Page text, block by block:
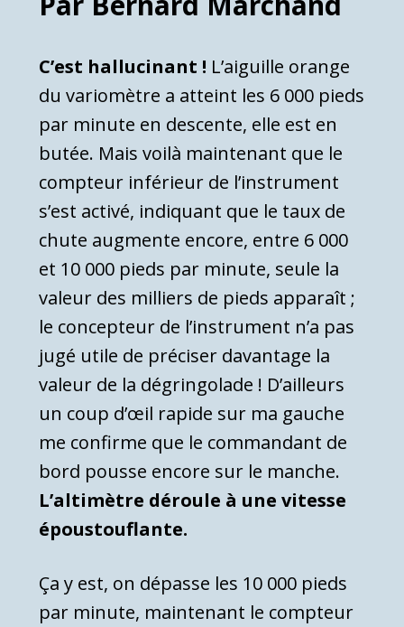
C’est hallucinant ! L’aiguille orange
du variomètre a atteint les 6 000 pieds
par minute en descente, elle est en
butée. Mais voilà maintenant que le
compteur inférieur de l’instrument
s’est activé, indiquant que le taux de
chute augmente encore, entre 6 000
et 10 000 pieds par minute, seule la
valeur des milliers de pieds apparaît ;
le concepteur de l’instrument n’a pas
jugé utile de préciser davantage la
valeur de la dégringolade ! D’ailleurs
un coup d’œil rapide sur ma gauche
me confirme que le commandant de
bord pousse encore sur le manche.
L’altimètre déroule à une vitesse
époustouflante.
Ça y est, on dépasse les 10 000 pieds
par minute, maintenant le compteur